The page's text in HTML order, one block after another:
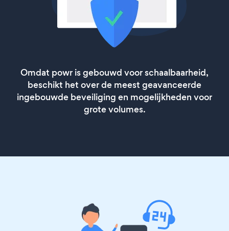
Omdat powr is gebouwd voor schaalbaarheid,
beschikt het over de meest geavanceerde
ingebouwde beveiliging en mogelijkheden voor
grote volumes.